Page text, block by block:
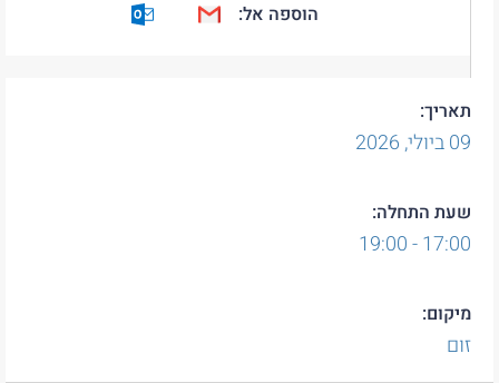
תאריך:
ביולי,2026
שעת התחלה:
17:00 - 19:00
מיקום:
הוספה אל: Google Calendar
Calendar